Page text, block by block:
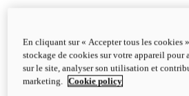
En cliquant sur « Accepter tous les cookies
stockage de cookies sur votre appareil
sur le site, analyser son utilisation et
marketing.
Cookie policy